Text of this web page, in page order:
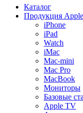
Каталог
Продукция
iPhone
iPad
Watch
iMac
Mac-mini
Mac Pro
MacBook
Мониторы
Базовые
Apple TV